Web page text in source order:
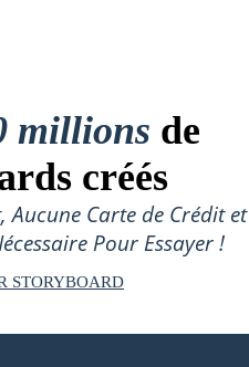
millions de
créés
Aucune Carte de Crédit et
Pour Essayer !
STORYBOARD